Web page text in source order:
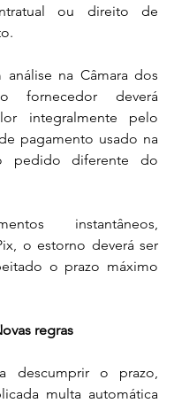
ou direito de
na Câmara dos
fornecedor deverá
integralmente pelo
pagamento usado na
pedido diferente do
instantâneos,
o estorno deverá ser
o prazo máximo
regras
descumprir o prazo,
multa automática